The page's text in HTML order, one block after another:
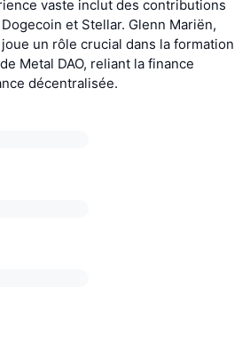
vaste inclut des contributions
et Stellar. Glenn Mariën,
un rôle crucial dans la formation
Metal DAO, reliant la finance
décentralisée.